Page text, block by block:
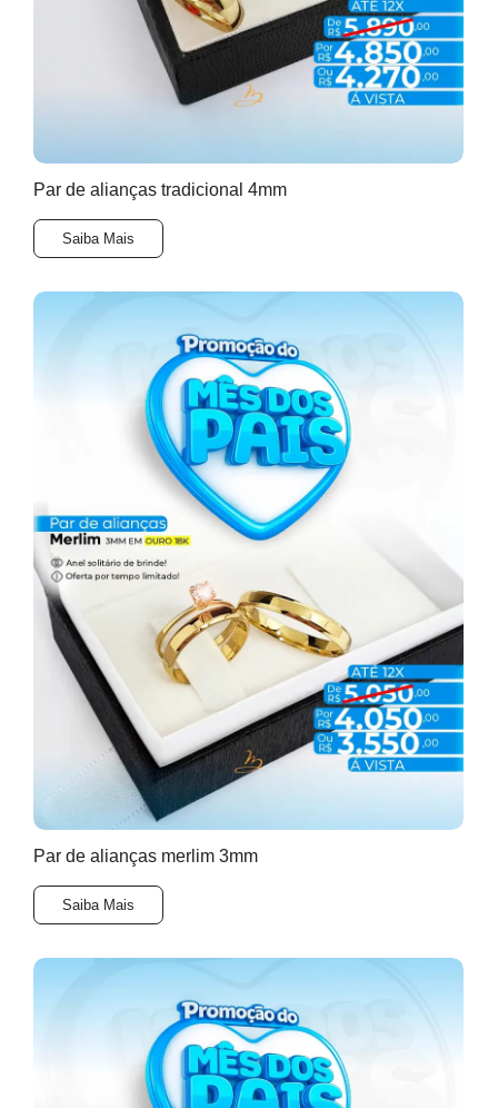
Par de alianças tradicional 4mm
Saiba Mais
Par de alianças merlim 3mm
Saiba Mais